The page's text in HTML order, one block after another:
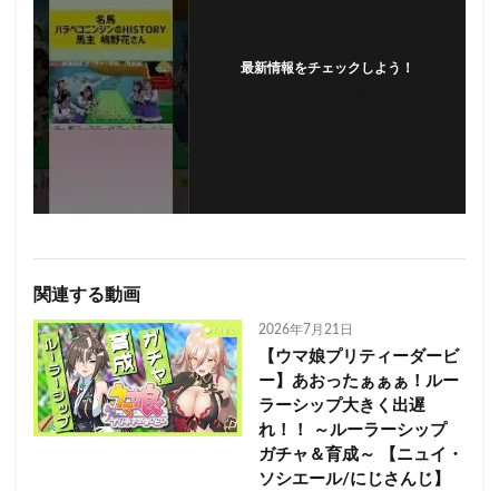
最新情報をチェックしよう！
関連する動画
2026年7月21日
【ウマ娘プリティーダービ
ー】あおったぁぁぁ！ルー
ラーシップ大きく出遅
れ！！ ～ルーラーシップ
ガチャ＆育成～ 【ニュイ・
ソシエール/にじさんじ】